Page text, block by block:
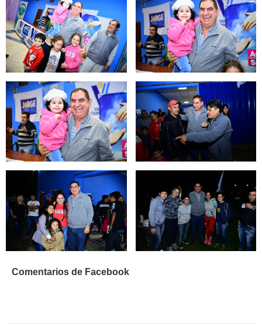
Comentarios de Facebook